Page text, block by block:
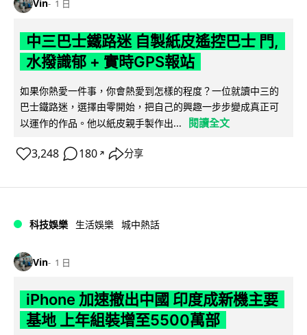
Vin 1 日
中三巴士鐵路迷 自製紙皮遙控巴士 門,
水撥識郁 + 實時GPS報站
如果你熱愛一件事，你會熱愛到怎樣的程度？一位就讀中三的
巴士鐵路迷，選擇由零開始，把自己的興趣一步步變成真正可
以運作的作品。他以紙皮親手製作出...
閱讀全文
3,248 180 ↗ 分享
科技娛樂 生活娛樂 城中熱話
Vin 1 日
iPhone 加速撤出中國 印度成新機主要
基地 上年組裝增至5500萬部